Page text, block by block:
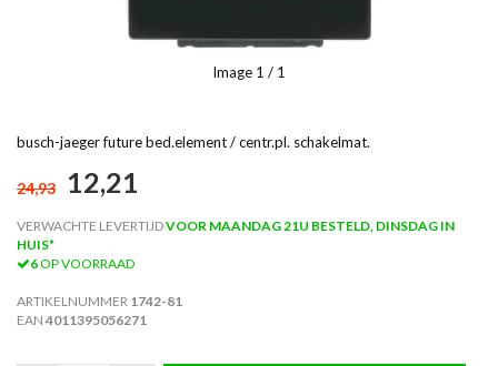
Image 1 / 1
busch-jaeger future bed.element / centr.pl. schakelmat.
24,93 12,21
VERWACHTE LEVERTIJDVOOR MAANDAG 21U BESTELD, DINSDAG IN
HUIS*
6OP VOORRAAD
ARTIKELNUMMER 1742-81
EAN 4011395056271